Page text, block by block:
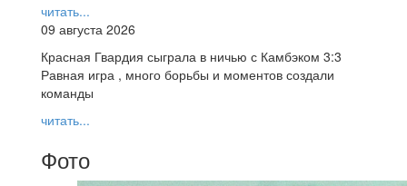
читать...
09 августа 2026
Красная Гвардия сыграла в ничью с Камбэком 3:3
Равная игра , много борьбы и моментов создали
команды
читать...
Фото